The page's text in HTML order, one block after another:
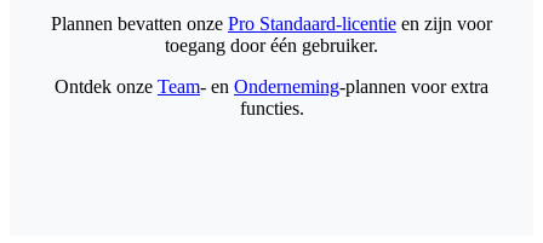
Plannen bevatten onze Pro Standaard-licentie en zijn voor
toegang door één gebruiker.
Ontdek onze Team- en Onderneming-plannen voor extra
functies.